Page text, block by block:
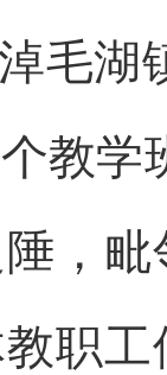
毛湖
个教学
，
职